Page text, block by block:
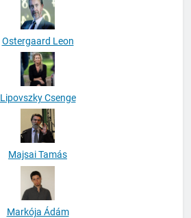
Ostergaard Leon
Lipovszky Csenge
Majsai Tamás
Markója Ádám